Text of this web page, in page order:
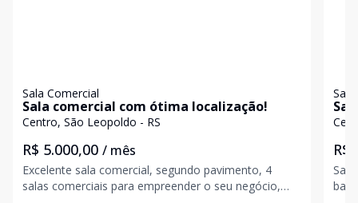
Sala Comercial
Sala comercial com ótima localização!
Centro, São Leopoldo - RS
R$ 5.000,00 / mês
Excelente sala comercial, segundo pavimento, 4
salas comerciais para empreender o seu negócio,
R$